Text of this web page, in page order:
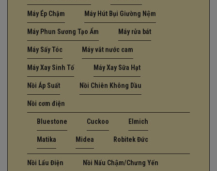
Máy Ép Chậm Máy Hút Bụi Giường Nệm
Máy Phun Sương Tạo Ẩm Máy rửa bát
Máy Sấy Tóc Máy vắt nước cam
Máy Xay Sinh Tố Máy Xay Sữa Hạt
Nồi Áp Suất Nồi Chiên Không Dầu
Nồi cơm điện
Bluestone Cuckoo Elmich
Matika Midea Robitek Đức
Nồi Lẩu Điện Nồi Nấu Chậm/Chưng Yến